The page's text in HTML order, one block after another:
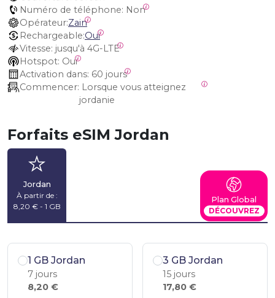
Numéro de téléphone: Non
Opérateur:Zain
Rechargeable:Oui
Vitesse: jusqu'à 4G-LTE
Hotspot: Oui
Activation dans: 60 jours
Commencer:
jordanie
Forfaits eSIM Jordan
Jordan
À partir de :
8,20 € - 1 GB
Plan Global
DÉCOUVREZ
1 GB Jordan
7 jours
8,20 €
3 GB Jordan
15 jours
17,80 €